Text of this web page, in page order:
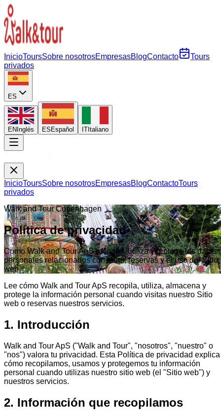
InicioToursSobre nosotrosEmpresasBlogContacto
Tours
privados
ES
EN Inglés ES Español IT Italiano
InicioToursSobre nosotrosEmpresasBlogContactoTours
privados
Walk and Tour Copenhagen
Política de privacidad
Cómo Walk and Tour ApS recopila, utiliza y protege los datos
personales relacionados con tours, reservas y el uso del Sitio
web.
Lee cómo Walk and Tour ApS recopila, utiliza, almacena y
protege la información personal cuando visitas nuestro Sitio
web o reservas nuestros servicios.
1. Introducción
Walk and Tour ApS ("Walk and Tour", "nosotros", "nuestro" o
"nos") valora tu privacidad. Esta Política de privacidad explica
cómo recopilamos, usamos y protegemos tu información
personal cuando utilizas nuestro sitio web (el "Sitio web") y
nuestros servicios.
2. Información que recopilamos